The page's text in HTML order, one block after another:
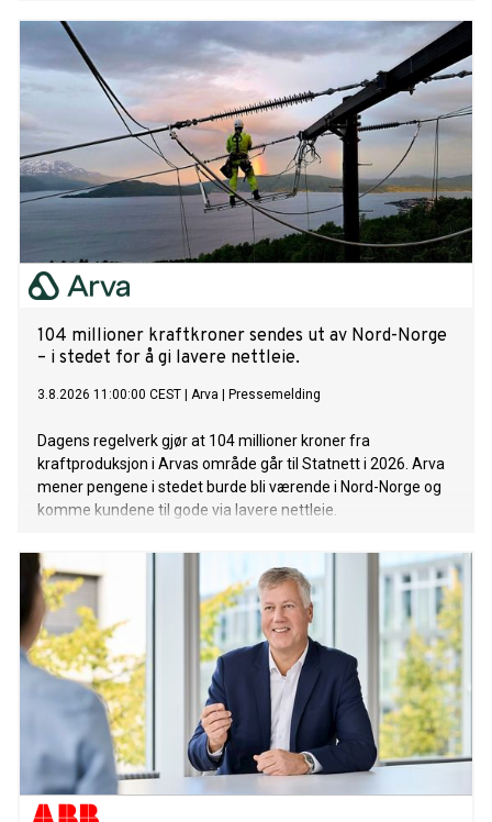
104 millioner kraftkroner sendes ut av Nord-Norge
– i stedet for å gi lavere nettleie.
3.8.2026 11:00:00 CEST Arva Pressemelding
Dagens regelverk gjør at 104 millioner kroner fra
kraftproduksjon i Arvas område går til Statnett i 2026. Arva
mener pengene i stedet burde bli værende i Nord-Norge og
komme kundene til gode via lavere nettleie.